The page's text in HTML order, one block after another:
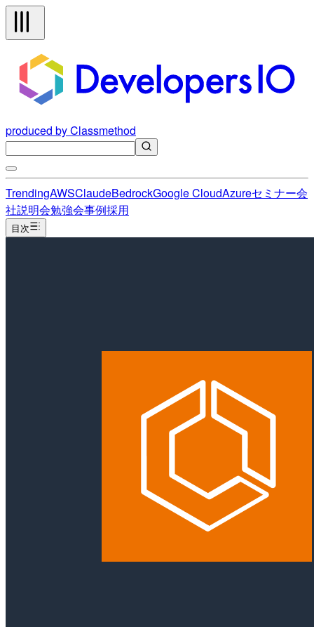
produced by Classmethod
TrendingAWSClaudeBedrockGoogle CloudAzureセミナー会
社説明会勉強会事例採用
目次